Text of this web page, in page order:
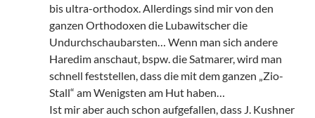
bis ultra-orthodox. Allerdings sind mir von den
ganzen Orthodoxen die Lubawitscher die
Undurchschaubarsten… Wenn man sich andere
Haredim anschaut, bspw. die Satmarer, wird man
schnell feststellen, dass die mit dem ganzen „Zio-
Stall“ am Wenigsten am Hut haben…
Ist mir aber auch schon aufgefallen, dass J. Kushner